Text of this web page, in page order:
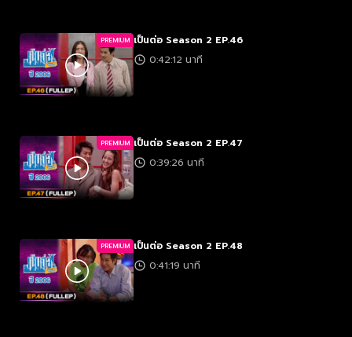
PREMIUM เป็นต่อ Season 2 EP.46
0:42:12 นาที
PREMIUM เป็นต่อ Season 2 EP.47
0:39:26 นาที
PREMIUM เป็นต่อ Season 2 EP.48
0:41:19 นาที